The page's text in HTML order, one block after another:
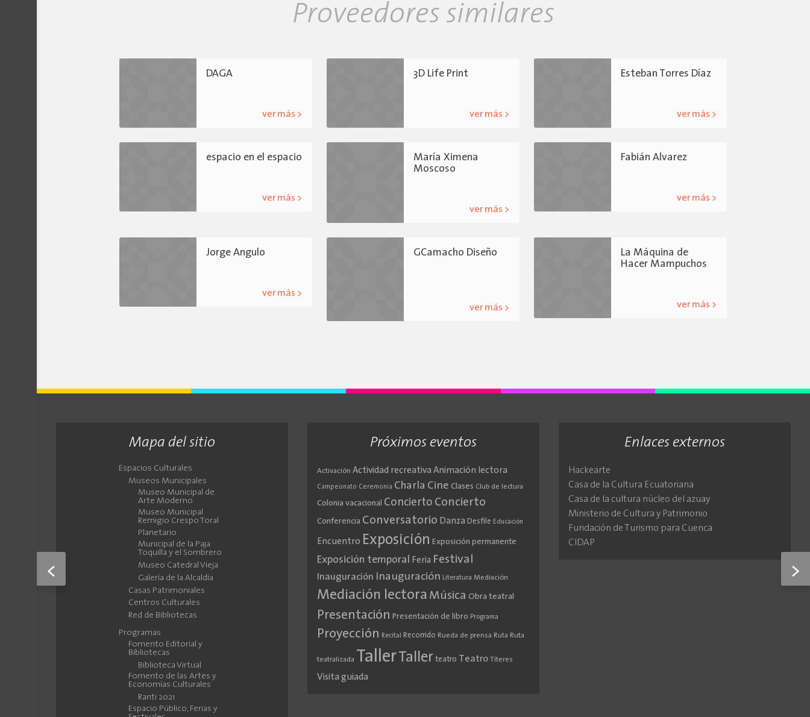
< >
Proveedores similares
DAGA
ver más >
3D Life Print
ver más >
Esteban Torres Díaz
ver más >
espacio en el espacio
ver más >
María Ximena
Moscoso
ver más >
Fabián Alvarez
ver más >
Jorge Angulo
ver más >
GCamacho Diseño
ver más >
La Máquina de
Hacer Mampuchos
ver más >
Mapa del sitio
Espacios Culturales
Museos Municipales
Museo Municipal de
Arte Moderno
Museo Municipal
Remigio Crespo Toral
Planetario
Municipal de la Paja
Toquilla y el Sombrero
Museo Catedral Vieja
Galería de la Alcaldía
Casas Patrimoniales
Centros Culturales
Red de Bibliotecas
Programas
Fomento Editorial y
Bibliotecas
Biblioteca Virtual
Fomento de las Artes y
Economías Culturales
Ranti 2021
Espacio Público, Ferias y
Próximos eventos
Activación Actividad recreativa Animación lectora
Campeonato Ceremonia Charla Cine Clases Club de lectura
Colonia vacacional Concierto Concierto
Conferencia Conversatorio Danza Desfile Educación
Encuentro Exposición Exposición permanente
Exposición temporal Feria Festival
Inauguración Inauguración Literatura Mediación
Mediación lectora Música Obra teatral
Presentación Presentación de libro Programa
Proyección Recital Recorrido Rueda de prensa Ruta Ruta
teatralizada TallerTaller teatro Teatro Títeres
Visita guiada
Enlaces externos
Hackearte
Casa de la Cultura Ecuatoriana
Casa de la cultura núcleo del azuay
Ministerio de Cultura y Patrimonio
Fundación de Turismo para Cuenca
CIDAP